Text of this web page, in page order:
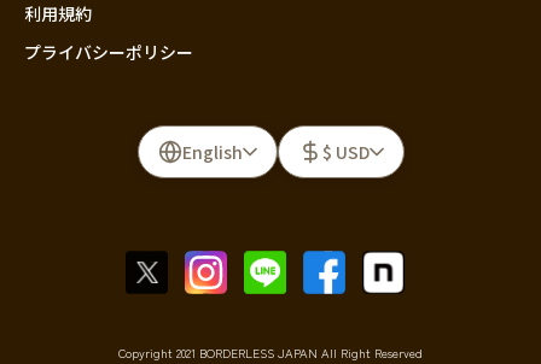
利用規約
プライバシーポリシー
English $ USD
Copyright 2021 BORDERLESS JAPAN All Right Reserved